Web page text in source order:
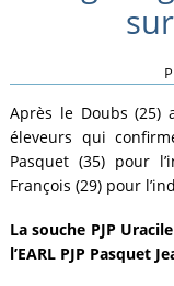
Après le Doubs (25)
éleveurs qui
Pasquet (35) pour
François (29) pour
La souche PJP
l’EARL PJP Pasquet